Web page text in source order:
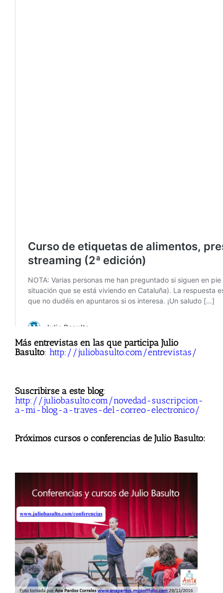
Más entrevistas en las que participa Julio
Basulto: http://juliobasulto.com/entrevistas/
Suscribirse a este blog:
http://juliobasulto.com/novedad-suscripcion-
a-mi-blog-a-traves-del-correo-electronico/
Próximos cursos o conferencias de Julio Basulto: